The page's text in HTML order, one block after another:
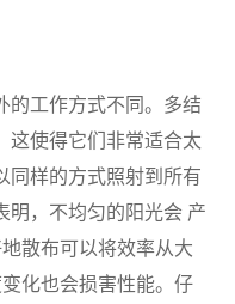
的工作方式不同。多结
这使得它们非常适合太
同样的方式照射到所有
明，不均匀的阳光会 产
散布可以将效率从大
化也会损害性能。仔